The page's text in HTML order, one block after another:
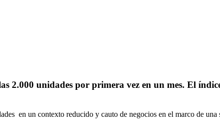
2.000 unidades por primera vez en un mes. El
en un contexto reducido y cauto de negocios en el marco de